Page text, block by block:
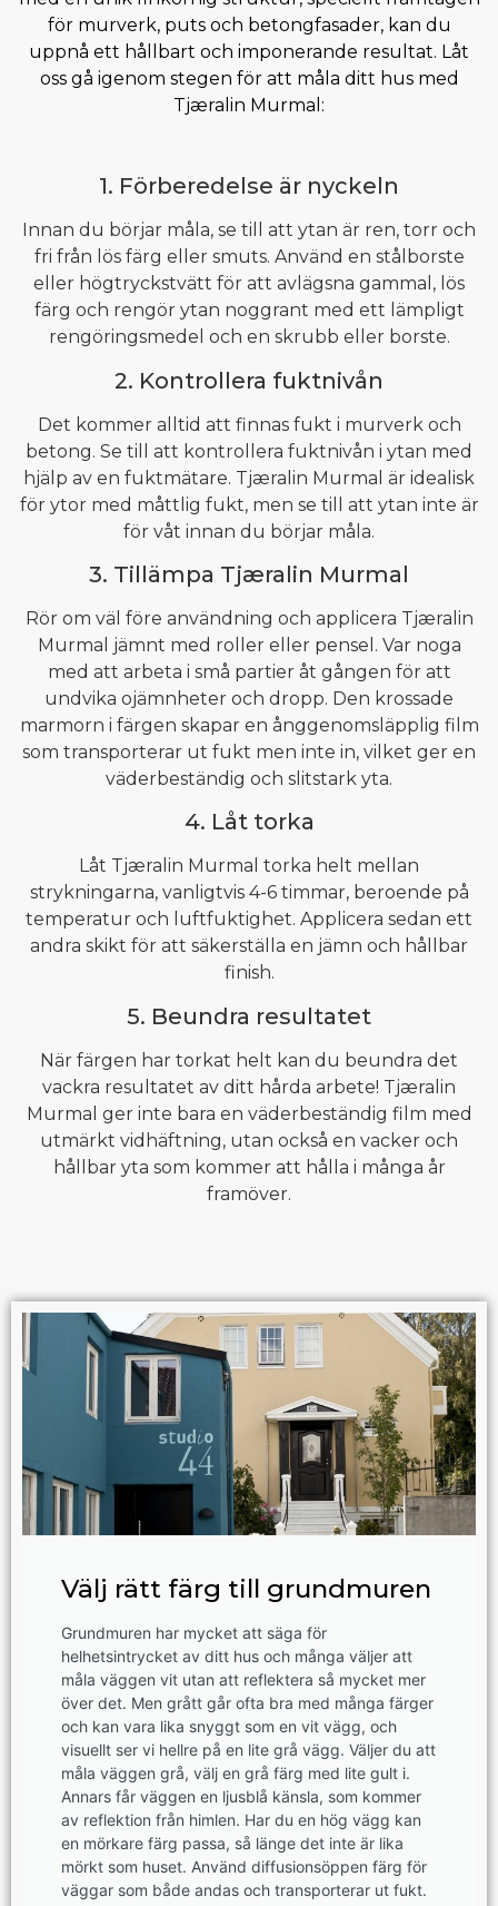
för murverk, puts och betongfasader, kan du
uppnå ett hållbart och imponerande resultat. Låt
oss gå igenom stegen för att måla ditt hus med
Tjæralin Murmal:
1. Förberedelse är nyckeln
Innan du börjar måla, se till att ytan är ren, torr och
fri från lös färg eller smuts. Använd en stålborste
eller högtryckstvätt för att avlägsna gammal, lös
färg och rengör ytan noggrant med ett lämpligt
rengöringsmedel och en skrubb eller borste.
2. Kontrollera fuktnivån
Det kommer alltid att finnas fukt i murverk och
betong. Se till att kontrollera fuktnivån i ytan med
hjälp av en fuktmätare. Tjæralin Murmal är idealisk
för ytor med måttlig fukt, men se till att ytan inte är
för våt innan du börjar måla.
3. Tillämpa Tjæralin Murmal
Rör om väl före användning och applicera Tjæralin
Murmal jämnt med roller eller pensel. Var noga
med att arbeta i små partier åt gången för att
undvika ojämnheter och dropp. Den krossade
marmorn i färgen skapar en ånggenomsläpplig film
som transporterar ut fukt men inte in, vilket ger en
väderbeständig och slitstark yta.
4. Låt torka
Låt Tjæralin Murmal torka helt mellan
strykningarna, vanligtvis 4-6 timmar, beroende på
temperatur och luftfuktighet. Applicera sedan ett
andra skikt för att säkerställa en jämn och hållbar
finish.
5. Beundra resultatet
När färgen har torkat helt kan du beundra det
vackra resultatet av ditt hårda arbete! Tjæralin
Murmal ger inte bara en väderbeständig film med
utmärkt vidhäftning, utan också en vacker och
hållbar yta som kommer att hålla i många år
framöver.
Välj rätt färg till grundmuren
Grundmuren har mycket att säga för
helhetsintrycket av ditt hus och många väljer att
måla väggen vit utan att reflektera så mycket mer
över det. Men grått går ofta bra med många färger
och kan vara lika snyggt som en vit vägg, och
visuellt ser vi hellre på en lite grå vägg. Väljer du att
måla väggen grå, välj en grå färg med lite gult i.
Annars får väggen en ljusblå känsla, som kommer
av reflektion från himlen. Har du en hög vägg kan
en mörkare färg passa, så länge det inte är lika
mörkt som huset. Använd diffusionsöppen färg för
väggar som både andas och transporterar ut fukt.